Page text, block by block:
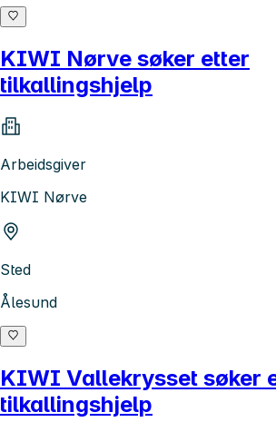
KIWI Nørve søker etter
tilkallingshjelp
Arbeidsgiver
KIWI Nørve
Sted
Ålesund
KIWI Vallekrysset søker
tilkallingshjelp